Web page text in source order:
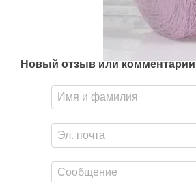
Новый отзыв или комментарий